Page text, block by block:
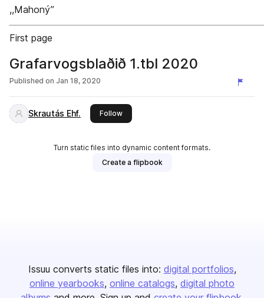
,,Mahoný’’
First page
Grafarvogsblaðið 1.tbl 2020
Published on Jan 18, 2020
Skrautás Ehf. Followthis publisher
Turn static files into dynamic content formats.
Create a flipbook
Issuu converts static files into: digital portfolios
online yearbooks online catalogs digital photo